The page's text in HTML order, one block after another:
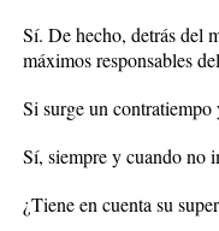
Sí. De hecho, detrás del
máximos responsables
Si surge un contratiempo
Sí, siempre y cuando no
¿Tiene en cuenta su